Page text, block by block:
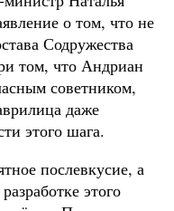
о том, что не
Содружества
том, что Андриан
советником,
даже
этого шага.
послевкусие, а
этого